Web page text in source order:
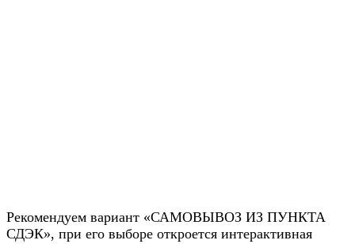
Рекомендуем вариант «САМОВЫВОЗ ИЗ ПУНКТА
СДЭК», при его выборе откроется интерактивная